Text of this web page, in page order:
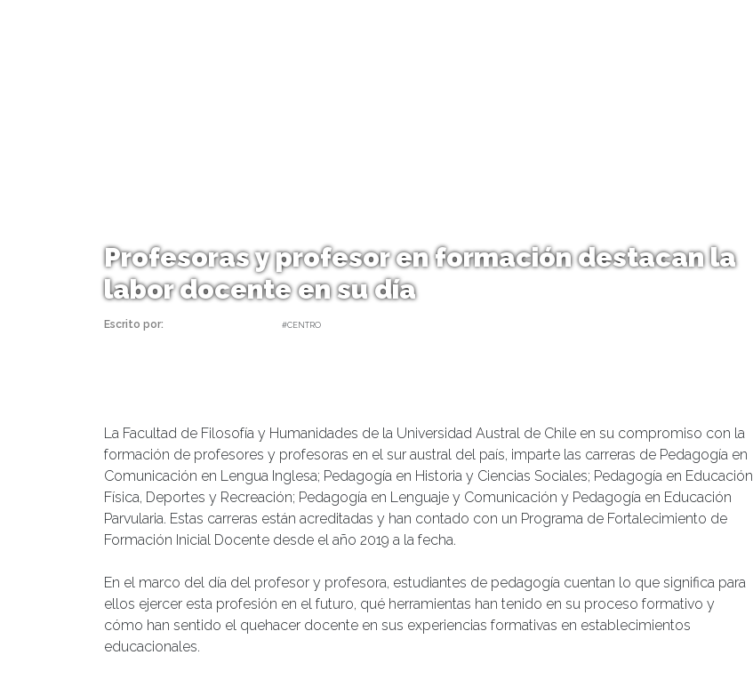
Profesoras y profesor en formación destacan la
labor docente en su día
Escrito por: #CENTRO
La Facultad de Filosofía y Humanidades de la Universidad Austral de Chile en su compromiso con la
formación de profesores y profesoras en el sur austral del país, imparte las carreras de Pedagogía en
Comunicación en Lengua Inglesa; Pedagogía en Historia y Ciencias Sociales; Pedagogía en Educación
Física, Deportes y Recreación; Pedagogía en Lenguaje y Comunicación y Pedagogía en Educación
Parvularia. Estas carreras están acreditadas y han contado con un Programa de Fortalecimiento de
Formación Inicial Docente desde el año 2019 a la fecha.
En el marco del día del profesor y profesora, estudiantes de pedagogía cuentan lo que significa para
ellos ejercer esta profesión en el futuro, qué herramientas han tenido en su proceso formativo y
cómo han sentido el quehacer docente en sus experiencias formativas en establecimientos
educacionales.